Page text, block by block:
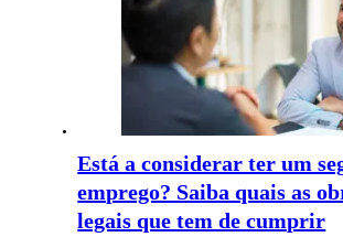
Está a considerar ter um
emprego? Saiba quais as
legais que tem de cumprir